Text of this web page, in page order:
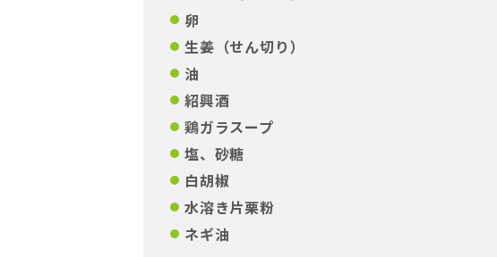
卵
生姜（せん切り）
油
紹興酒
鶏ガラスープ
塩、砂糖
白胡椒
水溶き片栗粉
ネギ油